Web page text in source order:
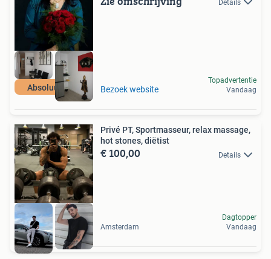
Absoluut TOP
Details
Bezoek website
Topadvertentie
Vandaag
Privé PT, Sportmasseur, relax massage,
hot stones, diëtist
€ 100,00 Details
Amsterdam
Dagtopper
Vandaag